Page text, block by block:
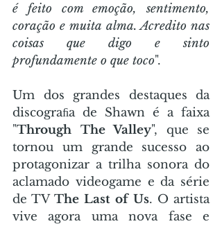
é feito com emoção, sentimento,
coração e muita alma. Acredito nas
coisas que digo e sinto
profundamente o que toco".
Um dos grandes destaques da
discograﬁa de Shawn é a faixa
"Through The Valley", que se
tornou um grande sucesso ao
protagonizar a trilha sonora do
aclamado videogame e da série
de TV The Last of Us. O artista
vive agora uma nova fase e